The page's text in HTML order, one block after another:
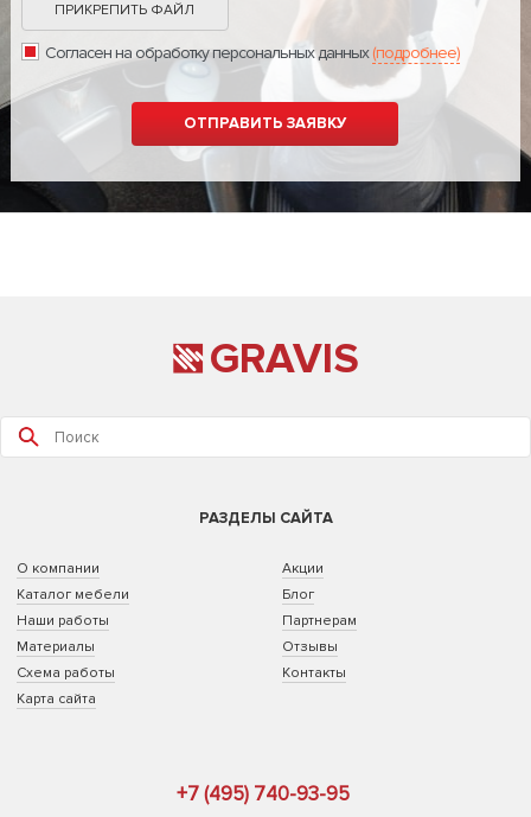
ПРИКРЕПИТЬ ФАЙЛ
Согласен на обработку персональных данных(подробнее)
GRAVIS
РАЗДЕЛЫ САЙТА
О компании
Каталог мебели
Наши работы
Материалы
Схема работы
Карта сайта
Акции
Блог
Партнерам
Отзывы
Контакты
+7 (495) 740-93-95